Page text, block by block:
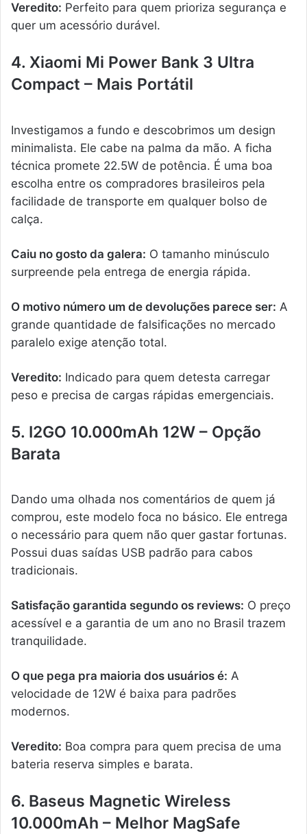
Veredito: Perfeito para quem prioriza segurança e
quer um acessório durável.
4. Xiaomi Mi Power Bank 3 Ultra
Compact – Mais Portátil
Investigamos a fundo e descobrimos um design
minimalista. Ele cabe na palma da mão. A ficha
técnica promete 22.5W de potência. É uma boa
escolha entre os compradores brasileiros pela
facilidade de transporte em qualquer bolso de
calça.
Caiu no gosto da galera: O tamanho minúsculo
surpreende pela entrega de energia rápida.
O motivo número um de devoluções parece ser: A
grande quantidade de falsificações no mercado
paralelo exige atenção total.
Veredito: Indicado para quem detesta carregar
peso e precisa de cargas rápidas emergenciais.
5. I2GO 10.000mAh 12W – Opção
Barata
Dando uma olhada nos comentários de quem já
comprou, este modelo foca no básico. Ele entrega
o necessário para quem não quer gastar fortunas.
Possui duas saídas USB padrão para cabos
tradicionais.
Satisfação garantida segundo os reviews: O preço
acessível e a garantia de um ano no Brasil trazem
tranquilidade.
O que pega pra maioria dos usuários é: A
velocidade de 12W é baixa para padrões
modernos.
Veredito: Boa compra para quem precisa de uma
bateria reserva simples e barata.
6. Baseus Magnetic Wireless
10.000mAh – Melhor MagSafe